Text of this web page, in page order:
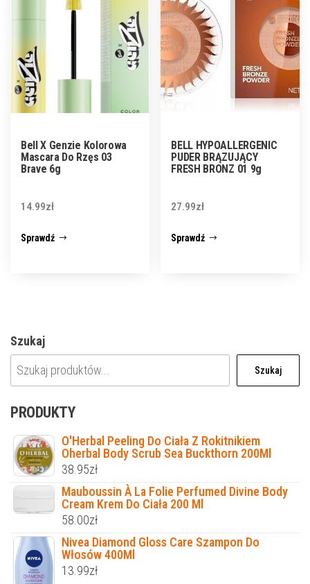
Bell X Genzie Kolorowa
Mascara Do Rzęs 03
Brave 6g
14.99zł
Sprawdź
BELL HYPOALLERGENIC
PUDER BRĄZUJĄCY
FRESH BRONZ 01 9g
27.99zł
Sprawdź
Szukaj
Szukaj
PRODUKTY
O'Herbal Peeling Do Ciała Z Rokitnikiem
Oherbal Body Scrub Sea Buckthorn 200Ml
38.95zł
Mauboussin À La Folie Perfumed Divine Body
Cream Krem Do Ciała 200 Ml
58.00zł
Nivea Diamond Gloss Care Szampon Do
Włosów 400Ml
13.99zł